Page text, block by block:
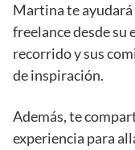
Martina te ayudará
freelance desde su
recorrido y sus
de inspiración.
Además, te
experiencia para